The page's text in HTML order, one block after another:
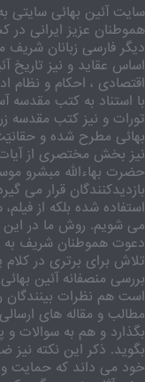
سایت آئین بهائی سایتی
هموطنان عزیز ایرانی در
دیگر فارسی زبانان
اساس عقاید و نیز تاریخ
اقتصادی ، احکام و
با استناد به کتب مقدسه
تورات و نیز کتب مقدسه
بهائی مطرح شده و
نیز بخش مختصری از
حضرت بهاءالله مبشرو
بازدیدکنندگان قرار می
استفاده شده بلکه از
می شویم. روش ما در این
دعوت هموطنان شریف به
تلاش برای برتری در
بررسی منصفانه آئین
است هم نظرات بینندگان
مطالب و مقاله های
بگذارد و هم به سوالات
بگوید. ذکر این نکته
خود می داند که حمایت و